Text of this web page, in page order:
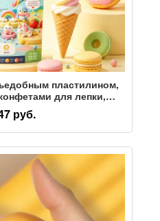
пластилином,
для лепки,
работы, съедобными
конфетами
руб.